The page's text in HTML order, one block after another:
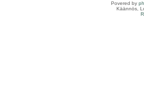
Povered by
Käännös,